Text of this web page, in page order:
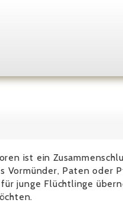
ist ein
Vormünder, Paten oder
junge Flüchtlinge